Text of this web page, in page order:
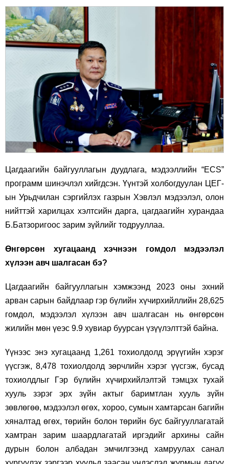
Цагдаагийн байгууллагын дуудлага, мэдээллийн “ECS”
программ шинэчлэл хийгдсэн. Үүнтэй холбогдуулан ЦЕГ-
ын Урьдчилан сэргийлэх газрын Хэвлэл мэдээлэл, олон
нийттэй харилцах хэлтсийн дарга, цагдаагийн хурандаа
Б.Батзоригоос зарим зүйлийг тодрууллаа.
Өнгөрсөн хугацаанд хэчнээн гомдол мэдээлэл
хүлээн авч шалгасан бэ?
Цагдаагийн байгууллагын хэмжээнд 2023 оны эхний
арван сарын байдлаар гэр бүлийн хүчирхийллийн 28,625
гомдол, мэдээлэл хүлээн авч шалгасан нь өнгөрсөн
жилийн мөн үеэс 9.9 хувиар буурсан үзүүлэлттэй байна.
Үүнээс энэ хугацаанд 1,261 тохиолдолд эрүүгийн хэрэг
үүсгэж, 8,478 тохиолдолд зөрчлийн хэрэг үүсгэж, бусад
тохиолдлыг Гэр бүлийн хүчирхийлэлтэй тэмцэх тухай
хууль зэрэг эрх зүйн актыг баримтлан хууль зүйн
зөвлөгөө, мэдээлэл өгөх, хороо, сумын хамтарсан багийн
хяналтад өгөх, төрийн болон төрийн бус байгууллагатай
хамтран зарим шаардлагатай иргэдийг архины сайн
дурын болон албадан эмчилгээнд хамруулах санал